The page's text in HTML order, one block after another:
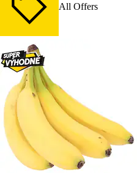
All Offers